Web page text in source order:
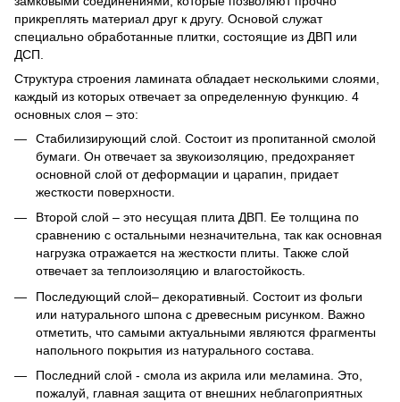
прикреплять материал друг к другу. Основой служат
специально обработанные плитки, состоящие из ДВП или
ДСП.
Структура строения ламината обладает несколькими слоями,
каждый из которых отвечает за определенную функцию. 4
основных слоя – это:
Стабилизирующий слой. Состоит из пропитанной смолой
бумаги. Он отвечает за звукоизоляцию, предохраняет
основной слой от деформации и царапин, придает
жесткости поверхности.
Второй слой – это несущая плита ДВП. Ее толщина по
сравнению с остальными незначительна, так как основная
нагрузка отражается на жесткости плиты. Также слой
отвечает за теплоизоляцию и влагостойкость.
Последующий слой– декоративный. Состоит из фольги
или натурального шпона с древесным рисунком. Важно
отметить, что самыми актуальными являются фрагменты
напольного покрытия из натурального состава.
Последний слой - смола из акрила или меламина. Это,
пожалуй, главная защита от внешних неблагоприятных